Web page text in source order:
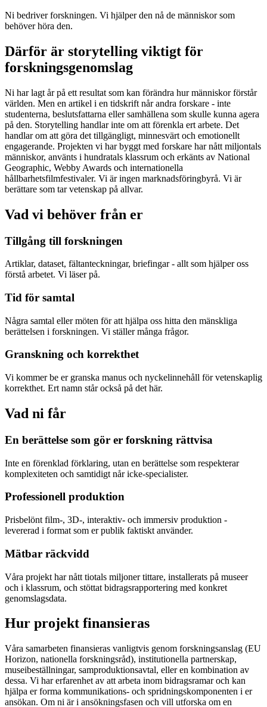
Ni bedriver forskningen. Vi hjälper den nå de människor som
behöver höra den.
Därför är storytelling viktigt för
forskningsgenomslag
Ni har lagt år på ett resultat som kan förändra hur människor förstår
världen. Men en artikel i en tidskrift når andra forskare - inte
studenterna, beslutsfattarna eller samhällena som skulle kunna agera
på den. Storytelling handlar inte om att förenkla ert arbete. Det
handlar om att göra det tillgängligt, minnesvärt och emotionellt
engagerande. Projekten vi har byggt med forskare har nått miljontals
människor, använts i hundratals klassrum och erkänts av National
Geographic, Webby Awards och internationella
hållbarhetsfilmfestivaler. Vi är ingen marknadsföringbyrå. Vi är
berättare som tar vetenskap på allvar.
Vad vi behöver från er
Tillgång till forskningen
Artiklar, dataset, fältanteckningar, briefingar - allt som hjälper oss
förstå arbetet. Vi läser på.
Tid för samtal
Några samtal eller möten för att hjälpa oss hitta den mänskliga
berättelsen i forskningen. Vi ställer många frågor.
Granskning och korrekthet
Vi kommer be er granska manus och nyckelinnehåll för vetenskaplig
korrekthet. Ert namn står också på det här.
Vad ni får
En berättelse som gör er forskning rättvisa
Inte en förenklad förklaring, utan en berättelse som respekterar
komplexiteten och samtidigt når icke-specialister.
Professionell produktion
Prisbelönt film-, 3D-, interaktiv- och immersiv produktion -
levererad i format som er publik faktiskt använder.
Mätbar räckvidd
Våra projekt har nått tiotals miljoner tittare, installerats på museer
och i klassrum, och stöttat bidragsrapportering med konkret
genomslagsdata.
Hur projekt finansieras
Våra samarbeten finansieras vanligtvis genom forskningsanslag (EU
Horizon, nationella forskningsråd), institutionella partnerskap,
museibeställningar, samproduktionsavtal, eller en kombination av
dessa. Vi har erfarenhet av att arbeta inom bidragsramar och kan
hjälpa er forma kommunikations- och spridningskomponenten i er
ansökan. Om ni är i ansökningsfasen och vill utforska om en